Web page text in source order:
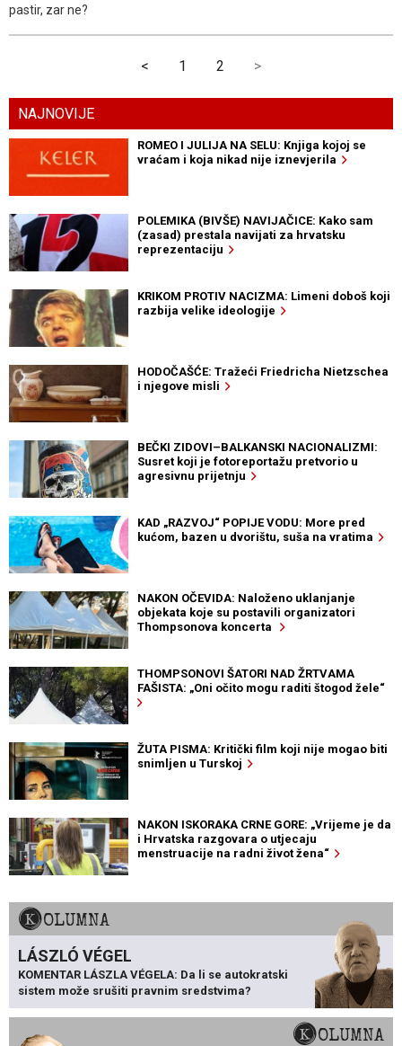
pastir, zar ne?
< 1 2 >
NAJNOVIJE
ROMEO I JULIJA NA SELU: Knjiga kojoj se
vraćam i koja nikad nije iznevjerila
POLEMIKA (BIVŠE) NAVIJAČICE: Kako sam
(zasad) prestala navijati za hrvatsku
reprezentaciju
KRIKOM PROTIV NACIZMA: Limeni doboš koji
razbija velike ideologije
HODOČAŠĆE: Tražeći Friedricha Nietzschea
i njegove misli
BEČKI ZIDOVI–BALKANSKI NACIONALIZMI:
Susret koji je fotoreportažu pretvorio u
agresivnu prijetnju
KAD „RAZVOJ“ POPIJE VODU: More pred
kućom, bazen u dvorištu, suša na vratima
NAKON OČEVIDA: Naloženo uklanjanje
objekata koje su postavili organizatori
Thompsonova koncerta
THOMPSONOVI ŠATORI NAD ŽRTVAMA
FAŠISTA: „Oni očito mogu raditi štogod žele“
ŽUTA PISMA: Kritički film koji nije mogao biti
snimljen u Turskoj
NAKON ISKORAKA CRNE GORE: „Vrijeme je da
i Hrvatska razgovara o utjecaju
menstruacije na radni život žena“
KOLUMNA
LÁSZLÓ VÉGEL
KOMENTAR LÁSZLA VÉGELA: Da li se autokratski
sistem može srušiti pravnim sredstvima?
KOLUMNA